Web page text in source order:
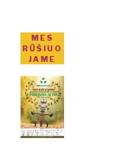
MES
RŪŠIUO
JAME